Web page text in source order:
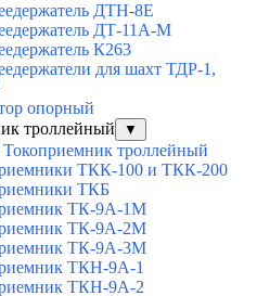
ДТН-8Е
ДТ-11А-М
К263
для шахт ТДР-1,
опорный
троллейный
▼
троллейный
ТКК-100 и ТКК-200
ТКБ
ТК-9А-1М
ТК-9А-2М
ТК-9А-3М
ТКН-9А-1
ТКН-9А-2